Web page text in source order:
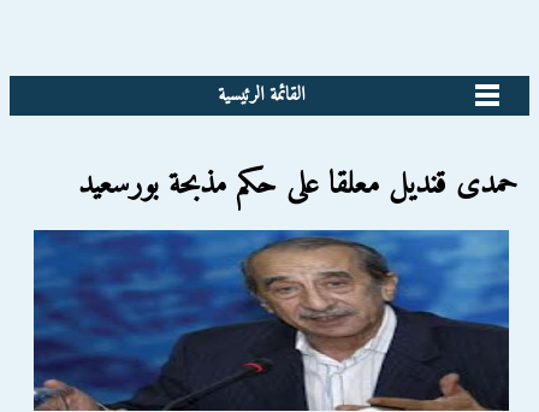
القائمة الرئيسية
حمدى قنديل معلقا على حكم مذبحة بورسعيد